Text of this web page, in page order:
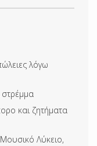
λόγω
και ζητήματα
Λύκειο,